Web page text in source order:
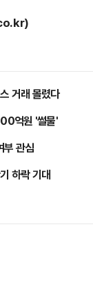
거래 몰렸다
억원 '썰물'
부 관심
하락 기대